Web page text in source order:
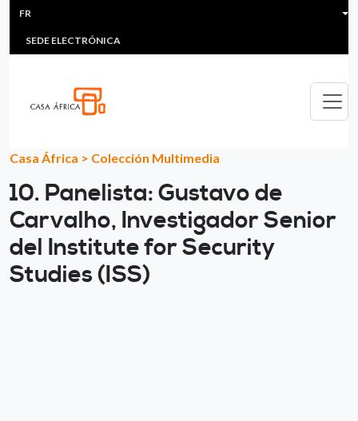
Aller au contenu principal
HEADER MENU
MULTIMEDIA
SEDE ELECTRÓNICA
FR
Casa África > Colección Multimedia
10. Panelista: Gustavo de
Carvalho, Investigador Senior
del Institute for Security
Studies (ISS)